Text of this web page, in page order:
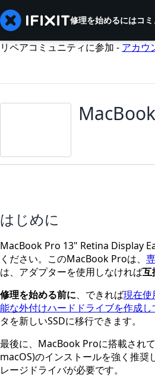
修理を始めるにはコ
リペアコミュニティに参加 - アカウ
はじめに
MacBook Pro 13" Retina Display
ください。このMacBook Proは、
は、アダプターを使用しなければ互
修理を始める前に、できれば現在使
能な外付けハードドライブを作成し
タを新しいSSDに移行できます。
最後に、MacBook Proに搭載され
macOS)のインストールを強く推奨
レージドライバが必要です。